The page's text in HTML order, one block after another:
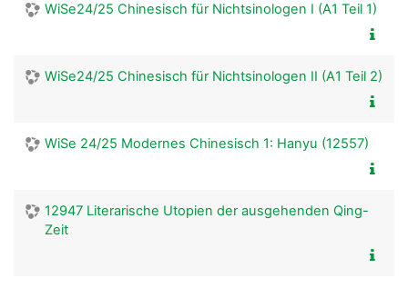
WiSe24/25 Chinesisch für Nichtsinologen I (A1 Teil 1)
WiSe24/25 Chinesisch für Nichtsinologen II (A1 Teil 2)
WiSe 24/25 Modernes Chinesisch 1: Hanyu (12557)
12947 Literarische Utopien der ausgehenden Qing-
Zeit